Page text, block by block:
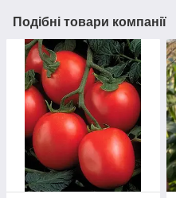
Подібні товари компанії